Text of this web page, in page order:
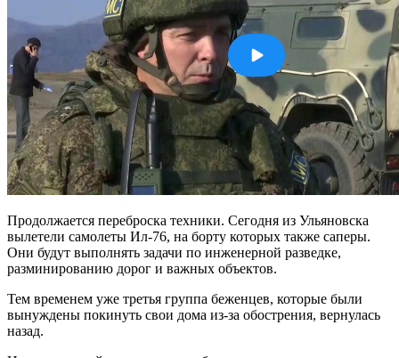
Продолжается переброска техники. Сегодня из Ульяновска
вылетели самолеты Ил-76, на борту которых также саперы.
Они будут выполнять задачи по инженерной разведке,
разминированию дорог и важных объектов.
Тем временем уже третья группа беженцев, которые были
вынуждены покинуть свои дома из-за обострения, вернулась
назад.